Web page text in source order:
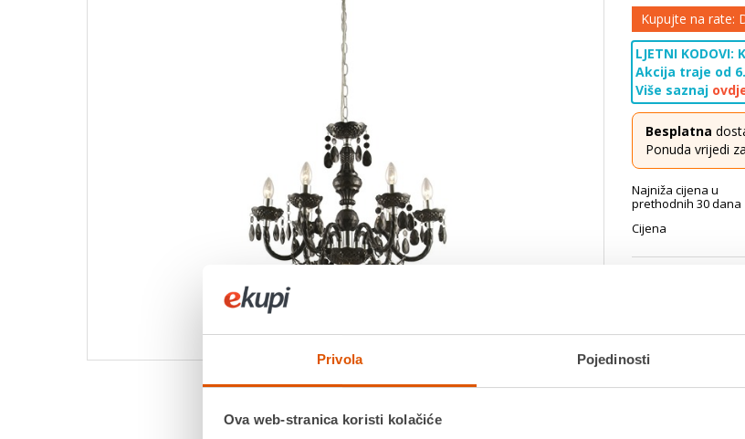
Privola Pojedinosti
Ova web-stranica koristi kolačiće
Kupujte na rate:
LJETNI
Akcija traje od
Više saznaj
Besplatna
Ponuda vrijedi
Najniža cijena u
prethodnih 30 dana
Cijena
Ovaj elegantni
visokokvalitetnom
Platite